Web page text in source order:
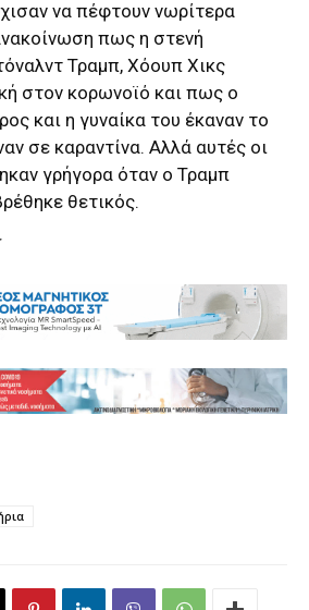
να πέφτουν νωρίτερα
πως η στενή
Τραμπ, Χόουπ Χικς
στον κορωνοϊό και πως ο
και η γυναίκα του έκαναν το
σε καραντίνα. Αλλά αυτές οι
γρήγορα όταν ο Τραμπ
θετικός.